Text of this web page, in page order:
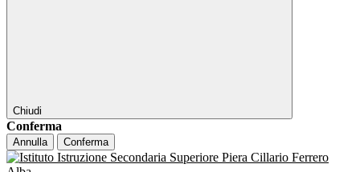
Chiudi
Conferma
Annulla Conferma